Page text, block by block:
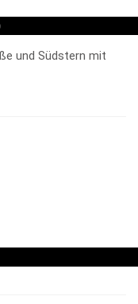
und Südstern mit